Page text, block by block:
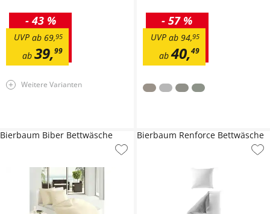
ab 39,99
ab 69,95
UVP
- 43 %
Weitere Varianten
ab 40,49
ab 94,95
UVP
- 57 %
Bierbaum Biber Bettwäsche Bierbaum Renforce Bettwäsche